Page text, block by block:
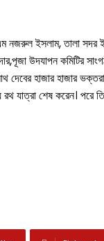
নজরুল ইসলাম, তালা সদর
উদযাপন কমিটির
দেবের হাজার হাজার
রথ যাত্রা শেষ করেন।